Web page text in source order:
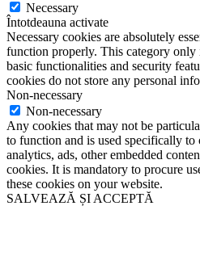
Necessary
Întotdeauna activate
Necessary cookies are absolutely
function properly. This category only
basic functionalities and security
cookies do not store any personal
Non-necessary
Non-necessary
Any cookies that may not be
to function and is used specifically to
analytics, ads, other embedded
cookies. It is mandatory to procure
these cookies on your website.
SALVEAZĂ ȘI ACCEPTĂ